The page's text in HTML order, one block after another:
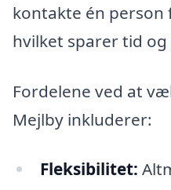
kontakte én
hvilket sparer tid
Fordelene ved at
Mejlby inkluderer:
Fleksibilitet: